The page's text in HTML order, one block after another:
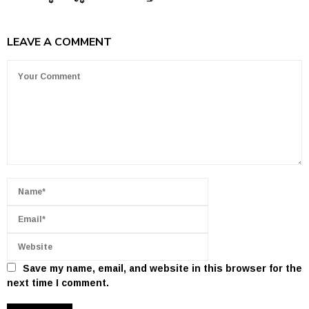
LEAVE A COMMENT
Save my name, email, and website in this browser for the
next time I comment.